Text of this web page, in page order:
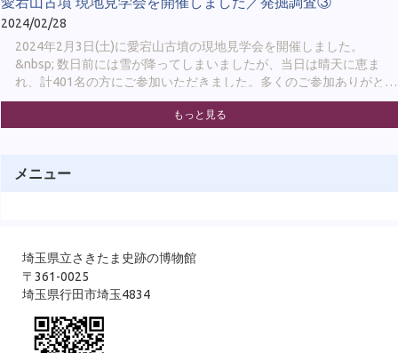
2024/02/28
2024年2月3日(土)に愛宕山古墳の現地見学会を開催しました。
&nbsp; 数日前には雪が降ってしまいましたが、当日は晴天に恵ま
れ、計401名の方にご参加いただきました。多くのご参加ありがとう
ございました！ &nbsp; &nbsp; 学芸員からは、調査の成果として、
①周堀(内堀・外堀)を確認できたこと ②前方部で旧表土（古墳時代
た、見学会では普段登ることのできない墳丘に登っていただくこと
もっと見る
メニュー
埼玉県立さきたま史跡の博物館
〒361-0025
埼玉県行田市埼玉4834